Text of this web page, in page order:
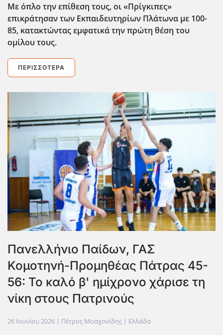
Με όπλο την επίθεση τους, οι «Πρίγκιπες»
επικράτησαν των Εκπαιδευτηρίων Πλάτωνα με 100-
85, κατακτώντας εμφατικά την πρώτη θέση του
ομίλου τους.
ΠΕΡΙΣΣΌΤΕΡΑ
Πανελλήνιο Παίδων, ΓΑΣ
Κομοτηνή-Προμηθέας Πάτρας 45-
56: Το καλό β' ημίχρονο χάρισε τη
νίκη στους Πατρινούς
26 Ιουνίου 2026 | Πέτρος Μοσχονίδης | Ελλάδα